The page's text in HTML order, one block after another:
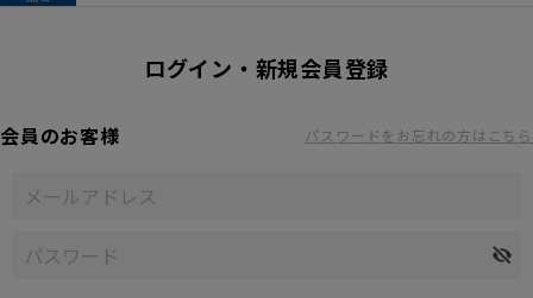
ログイン・新規会員登録
会員のお客様 パスワードをお忘れの方はこちら